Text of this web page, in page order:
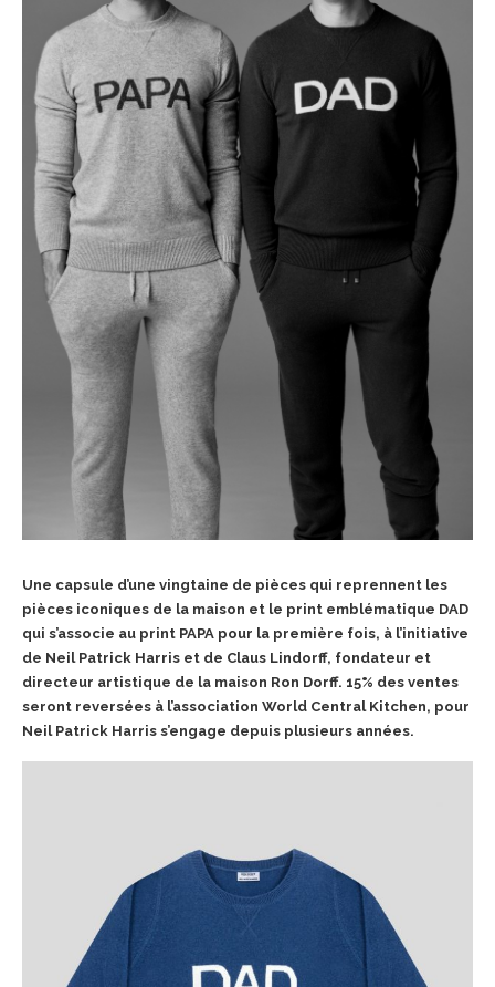
Une capsule d’une vingtaine de pièces qui reprennent les
pièces iconiques de la maison et le print emblématique DAD
qui s’associe au print PAPA pour la première fois, à l’initiative
de Neil Patrick Harris et de Claus Lindorff, fondateur et
directeur artistique de la maison Ron Dorff. 15% des ventes
seront reversées à l’association World Central Kitchen, pour
Neil Patrick Harris s’engage depuis plusieurs années.